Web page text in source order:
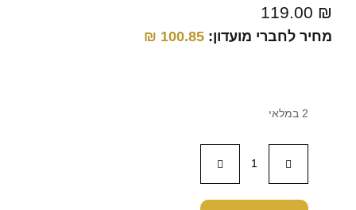
119.00 ₪
מחיר לחברי מועדון: 100.85
₪
2 במלאי